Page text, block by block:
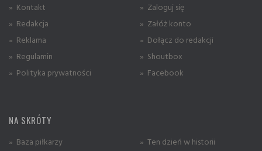
» Kontakt
» Redakcja
» Reklama
» Regulamin
» Polityka prywatności
» Zaloguj się
» Załóż konto
» Dołącz do redakcji
» Shoutbox
» Facebook
NA SKRÓTY
» Baza piłkarzy
» Ten dzień w historii